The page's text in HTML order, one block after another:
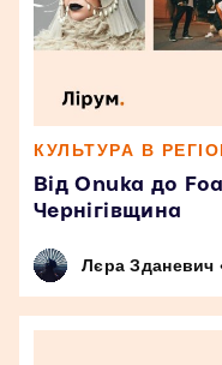
КУЛЬТУРА В
Від Onuka до
Чернігівщина
Лєра Зданевич